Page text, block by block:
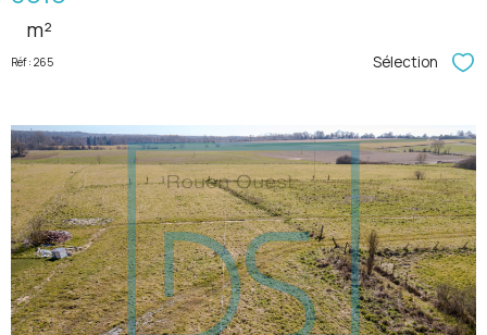
m²
Réf : 265 Sélection
voir le
bien